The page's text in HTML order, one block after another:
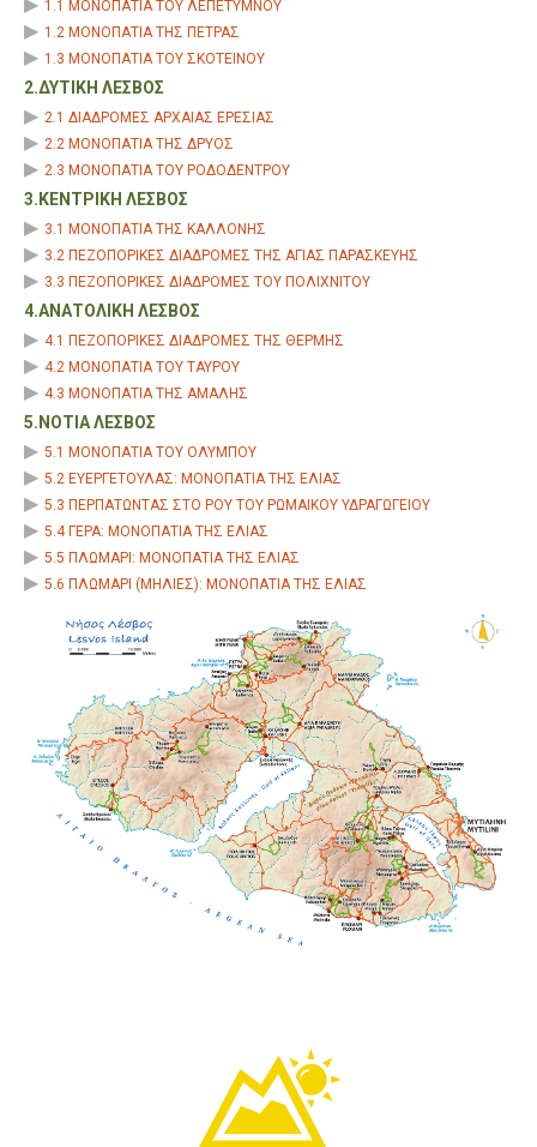
1.1 ΜΟΝΟΠΑΤΙΑ ΤΟΥ ΛΕΠΕΤΥΜΝΟΥ
1.2 ΜΟΝΟΠΑΤΙΑ ΤΗΣ ΠΕΤΡΑΣ
1.3 ΜΟΝΟΠΑΤΙΑ ΤΟΥ ΣΚΟΤΕΙΝΟΥ
2.ΔΥΤΙΚΗ ΛΕΣΒΟΣ
2.1 ΔΙΑΔΡΟΜΕΣ ΑΡΧΑΙΑΣ ΕΡΕΣΙΑΣ
2.2 ΜΟΝΟΠΑΤΙΑ ΤΗΣ ΔΡΥΟΣ
2.3 ΜΟΝΟΠΑΤΙΑ ΤΟΥ ΡΟΔΟΔΕΝΤΡΟΥ
3.ΚΕΝΤΡΙΚΗ ΛΕΣΒΟΣ
3.1 ΜΟΝΟΠΑΤΙΑ ΤΗΣ ΚΑΛΛΟΝΗΣ
3.2 ΠΕΖΟΠΟΡΙΚΕΣ ΔΙΑΔΡΟΜΕΣ ΤΗΣ ΑΓΙΑΣ ΠΑΡΑΣΚΕΥΗΣ
3.3 ΠΕΖΟΠΟΡΙΚΕΣ ΔΙΑΔΡΟΜΕΣ ΤΟΥ ΠΟΛΙΧΝΙΤΟΥ
4.ΑΝΑΤΟΛΙΚΗ ΛΕΣΒΟΣ
4.1 ΠΕΖΟΠΟΡΙΚΕΣ ΔΙΑΔΡΟΜΕΣ ΤΗΣ ΘΕΡΜΗΣ
4.2 ΜΟΝΟΠΑΤΙΑ ΤΟΥ ΤΑΥΡΟΥ
4.3 ΜΟΝΟΠΑΤΙΑ ΤΗΣ ΑΜΑΛΗΣ
5.ΝΟΤΙΑ ΛΕΣΒΟΣ
5.1 ΜΟΝΟΠΑΤΙΑ ΤΟΥ ΟΛΥΜΠΟΥ
5.2 ΕΥΕΡΓΕΤΟΥΛΑΣ: ΜΟΝΟΠΑΤΙΑ ΤΗΣ ΕΛΙΑΣ
5.3 ΠΕΡΠΑΤΩΝΤΑΣ ΣΤΟ ΡΟΥ ΤΟΥ ΡΩΜΑΙΚΟΥ ΥΔΡΑΓΩΓΕΙΟΥ
5.4 ΓΕΡΑ: ΜΟΝΟΠΑΤΙΑ ΤΗΣ ΕΛΙΑΣ
5.5 ΠΛΩΜΑΡΙ: ΜΟΝΟΠΑΤΙΑ ΤΗΣ ΕΛΙΑΣ
5.6 ΠΛΩΜΑΡΙ (ΜΗΛΙΕΣ): ΜΟΝΟΠΑΤΙΑ ΤΗΣ ΕΛΙΑΣ